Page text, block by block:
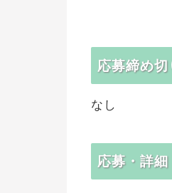
応募締め切
なし
応募・詳細